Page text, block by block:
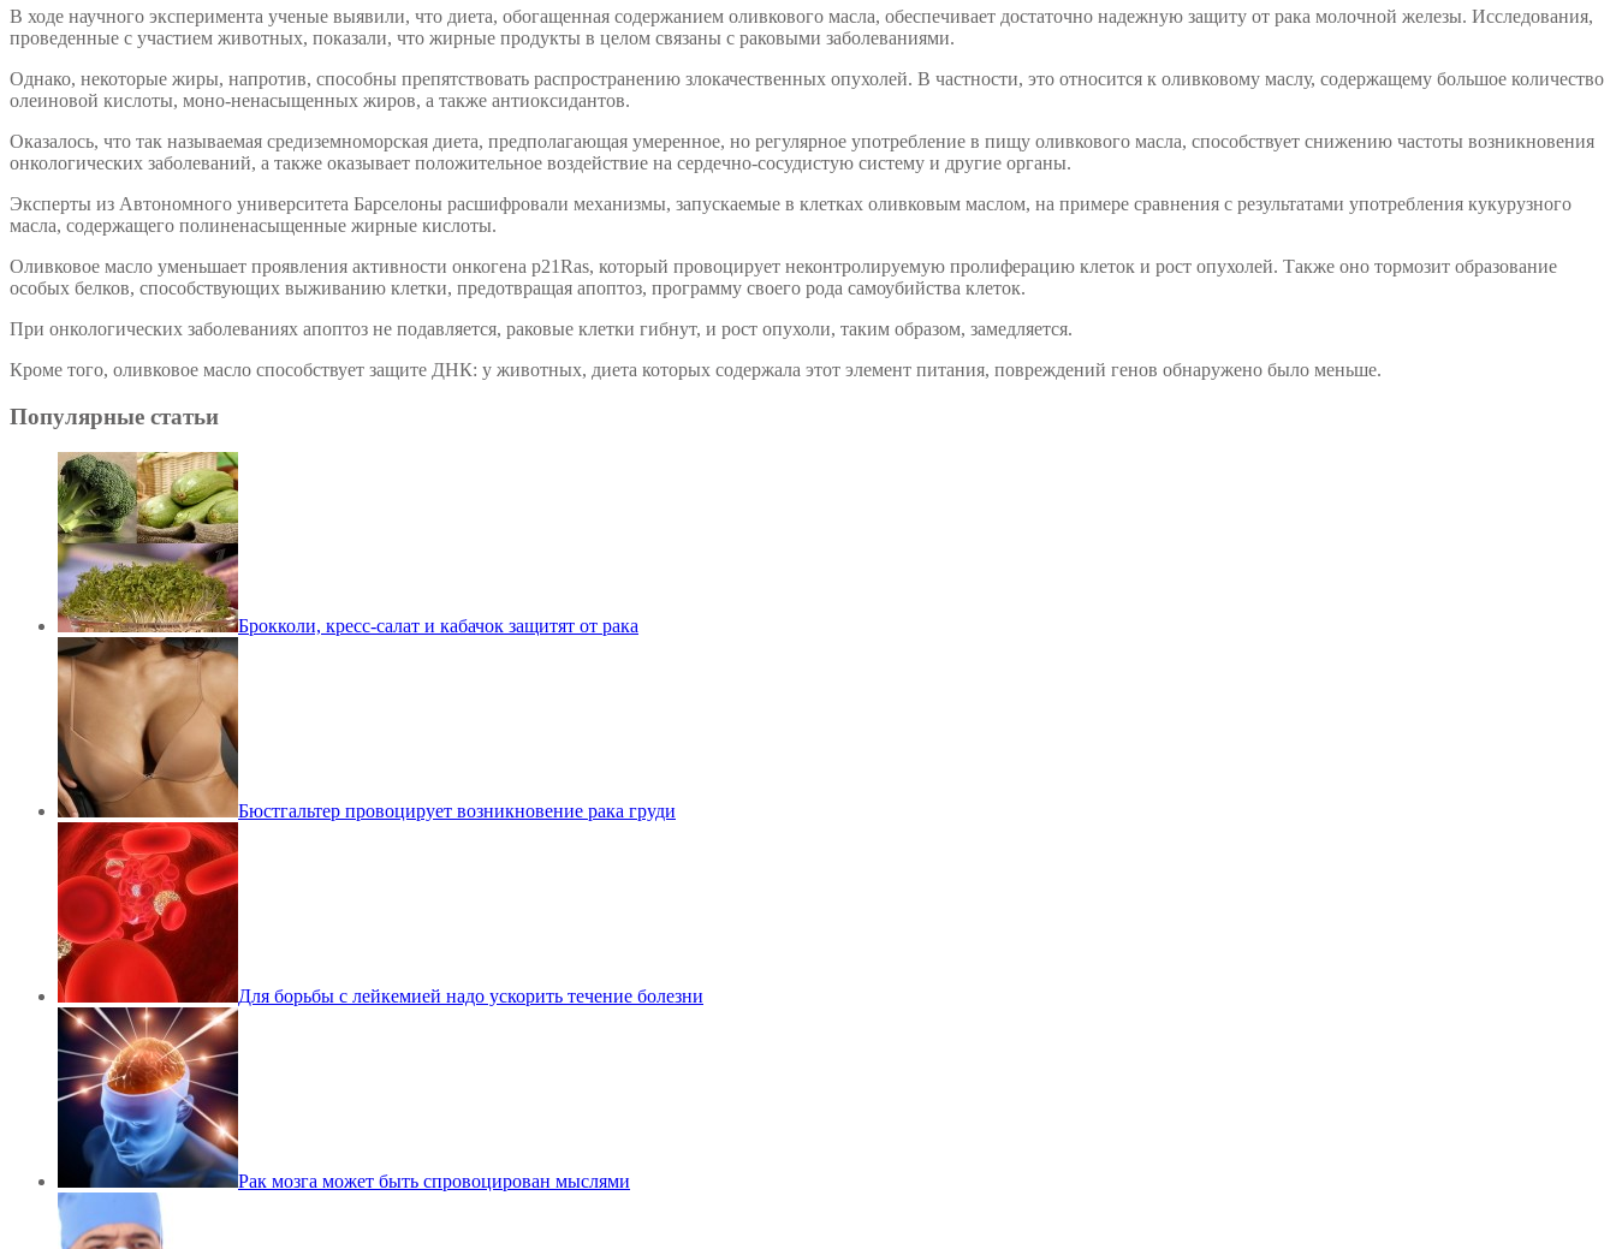
В ходе научного эксперимента ученые выявили, что диета, обогащенная содержанием оливкового масла, обеспечивает достаточно надежную защиту от рака молочной железы. Исследования,
проведенные с участием животных, показали, что жирные продукты в целом связаны с раковыми заболеваниями.
Однако, некоторые жиры, напротив, способны препятствовать распространению злокачественных опухолей. В частности, это относится к оливковому маслу, содержащему большое количество
олеиновой кислоты, моно-ненасыщенных жиров, а также антиоксидантов.
Оказалось, что так называемая средиземноморская диета, предполагающая умеренное, но регулярное употребление в пищу оливкового масла, способствует снижению частоты возникновения
онкологических заболеваний, а также оказывает положительное воздействие на сердечно-сосудистую систему и другие органы.
Эксперты из Автономного университета Барселоны расшифровали механизмы, запускаемые в клетках оливковым маслом, на примере сравнения с результатами употребления кукурузного
масла, содержащего полиненасыщенные жирные кислоты.
Оливковое масло уменьшает проявления активности онкогена p21Ras, который провоцирует неконтролируемую пролиферацию клеток и рост опухолей. Также оно тормозит образование
особых белков, способствующих выживанию клетки, предотвращая апоптоз, программу своего рода самоубийства клеток.
При онкологических заболеваниях апоптоз не подавляется, раковые клетки гибнут, и рост опухоли, таким образом, замедляется.
Кроме того, оливковое масло способствует защите ДНК: у животных, диета которых содержала этот элемент питания, повреждений генов обнаружено было меньше.
Популярные статьи
Брокколи, кресс-салат и кабачок защитят от рака
Бюстгальтер провоцирует возникновение рака груди
Для борьбы с лейкемией надо ускорить течение болезни
Рак мозга может быть спровоцирован мыслями